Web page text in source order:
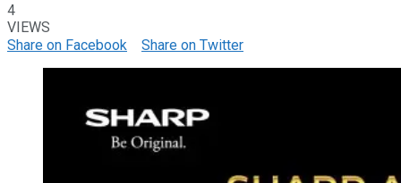
4
VIEWS
Share on Facebook
Share on Twitter